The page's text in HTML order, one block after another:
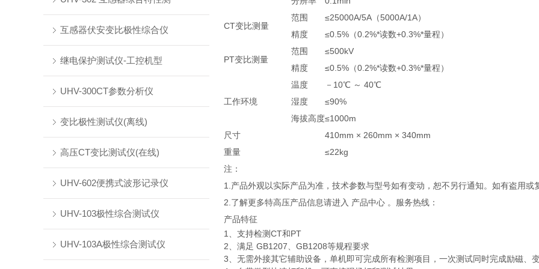
互感器伏安变比极性综合仪
继电保护测试仪-工控机型
UHV-300CT参数分析仪
变比极性测试仪(离线)
高压CT变比测试仪(在线)
UHV-602便携式波形记录仪
UHV-103极性综合测试仪
UHV-103A极性综合测试仪
CT变比测量
范围
≤25000A/5A（5000A/1A）
精度
≤0.5%（0.2%*读数+0.3%*量程）
PT变比测量
范围
≤500kV
精度
≤0.5%（0.2%*读数+0.3%*量程）
工作环境
温度
－10℃ ～ 40℃
湿度
≤90%
海拔高度≤1000m
尺寸
410mm × 260mm × 340mm
重量
≤22kg
注：
1.产品外观以实际产品为准，技术参数与型号如有变动，恕不另行通知。如有盗用或
2.了解更多特高压产品信息请进入 产品中心 。服务热线：
产品特征
1、支持检测CT和PT
2、满足 GB1207、GB1208等规程要求
3、无需外接其它辅助设备，单机即可完成所有检测项目，一次测试同时完成励磁、